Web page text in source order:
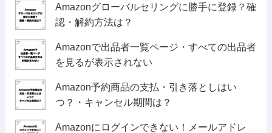
Amazonグローバルセリングに勝手に登録？確
認・解約方法は？
Amazonで出品者一覧ページ・すべての出品者
を見るが表示されない
Amazon予約商品の支払・引き落としはい
つ？・キャンセル期間は？
Amazonにログインできない！メールアドレ